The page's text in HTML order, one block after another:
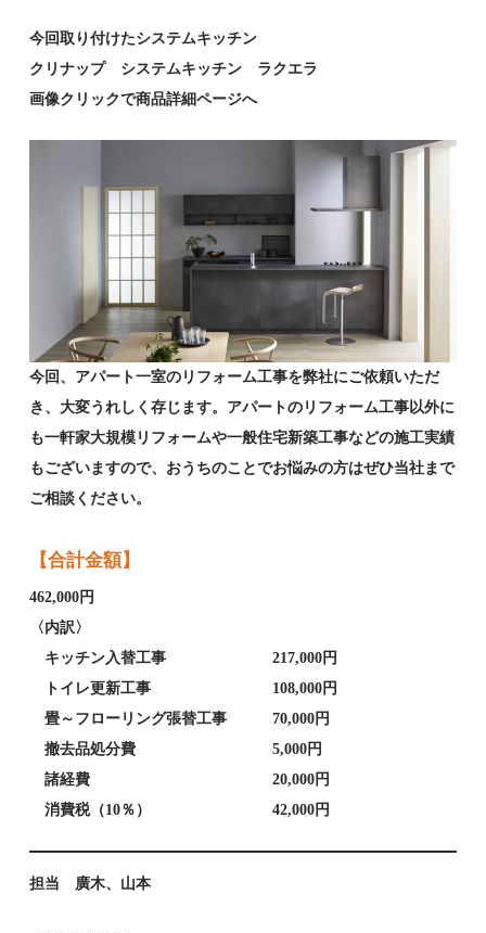
今回取り付けたシステムキッチン
クリナップ システムキッチン ラクエラ
画像クリックで商品詳細ページへ
今回、アパート一室のリフォーム工事を弊社にご依頼いただ
き、大変うれしく存じます。アパートのリフォーム工事以外に
も一軒家大規模リフォームや一般住宅新築工事などの施工実績
もございますので、おうちのことでお悩みの方はぜひ当社まで
ご相談ください。
【合計金額】
462,000円
〈内訳〉
キッチン入替工事 217,000円
トイレ更新工事 108,000円
畳～フローリング張替工事 70,000円
撤去品処分費 5,000円
諸経費 20,000円
消費税（10％） 42,000円
担当 廣木、山本